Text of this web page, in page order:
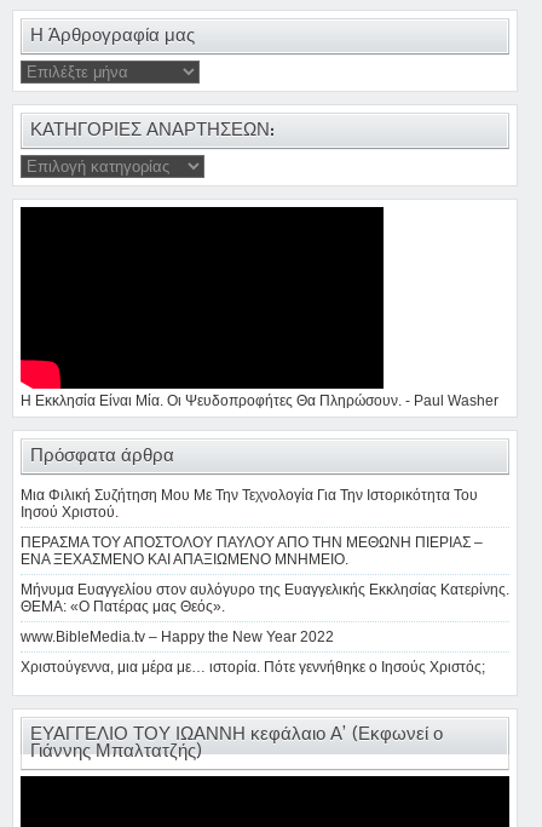
Η Άρθρογραφία μας
ΚΑΤΗΓΟΡΙΕΣ ΑΝΑΡΤΗΣΕΩΝ:
Η Εκκλησία Είναι Μία. Οι Ψευδοπροφήτες Θα Πληρώσουν. - Paul Washer
Πρόσφατα άρθρα
Μια Φιλική Συζήτηση Μου Με Την Τεχνολογία Για Την Ιστορικότητα Του
Ιησού Χριστού.
ΠΕΡΑΣΜΑ ΤΟΥ ΑΠΟΣΤΟΛΟΥ ΠΑΥΛΟΥ ΑΠΟ ΤΗΝ ΜΕΘΩΝΗ ΠΙΕΡΙΑΣ –
ΕΝΑ ΞΕΧΑΣΜΕΝΟ ΚΑΙ ΑΠΑΞΙΩΜΕΝΟ ΜΝΗΜΕΙΟ.
Μήνυμα Ευαγγελίου στον αυλόγυρο της Ευαγγελικής Εκκλησίας Κατερίνης.
ΘΕΜΑ: «Ο Πατέρας μας Θεός».
www.BibleMedia.tv – Happy the New Year 2022
Χριστούγεννα, μια μέρα με… ιστορία. Πότε γεννήθηκε ο Ιησούς Χριστός;
ΕΥΑΓΓΕΛΙΟ ΤΟΥ ΙΩΑΝΝΗ κεφάλαιο Α’ (Εκφωνεί ο
Γιάννης Μπαλτατζής)